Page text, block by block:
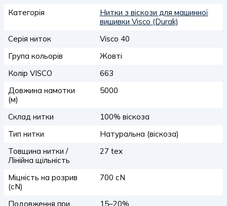
Категорія
Нитки з віскози для машинної
вишивки Visco (Durak)
Серія ниток
Visco 40
Група кольорів
Жовті
Колір VISCO
663
Довжина намотки
(м)
5000
Склад нитки
100% віскоза
Тип нитки
Натуральна (віскоза)
Товщина нитки /
Лінійна щільність
27 tex
Міцність на розрив
(сN)
700 сN
Подовження при 15–20%